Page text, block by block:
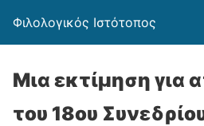
Φιλολογικός Ιστότοπος
Μια εκτίμηση για
του 18ου